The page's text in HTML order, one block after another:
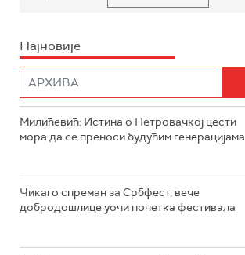
Најновије
Милићевић: Истина о Петровачкој цести
мора да се преноси будућим генерацијама
Чикаго спреман за Србфест, вече
добродошлице уочи почетка фестивала